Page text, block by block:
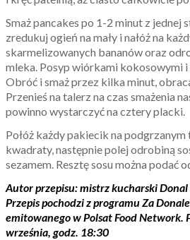
Smaż pancakes po 1-2 minut z jednej
zredukuj ogień na mały i nałóż na
skarmelizowanych bananów oraz
mleka. Posyp wiórkami kokosowymi
Obróć i smaż przez kilka minut,
Przenieś na talerz na czas smażenia
powinno wystarczyć na cztery placki.
Połóż każdy pakiecik na podgrzanym
kwadraty, następnie polej odrobiną
sezamem. Resztę sosu można podać
Autor przepisu: mistrz kucharski
Przepis pochodzi z programu Za
emitowanego w Polsat Food Network.
września, godz. 18:30